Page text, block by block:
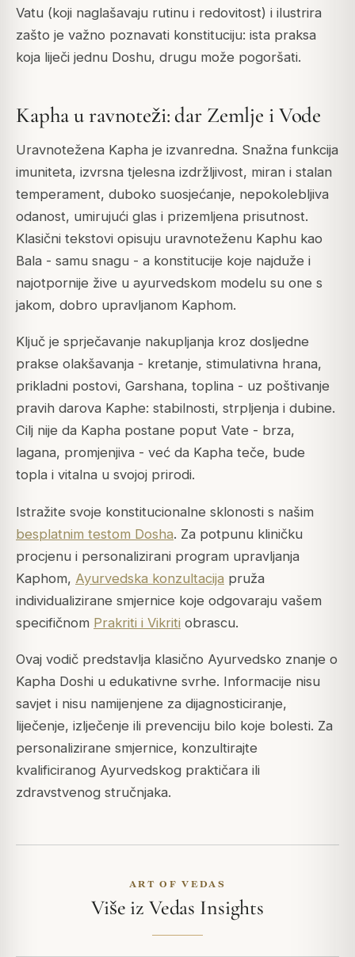
Vatu (koji naglašavaju rutinu i redovitost) i ilustrira
zašto je važno poznavati konstituciju: ista praksa
koja liječi jednu Doshu, drugu može pogoršati.
Kapha u ravnoteži: dar Zemlje i Vode
Uravnotežena Kapha je izvanredna. Snažna funkcija
imuniteta, izvrsna tjelesna izdržljivost, miran i stalan
temperament, duboko suosjećanje, nepokolebljiva
odanost, umirujući glas i prizemljena prisutnost.
Klasični tekstovi opisuju uravnoteženu Kaphu kao
Bala - samu snagu - a konstitucije koje najduže i
najotpornije žive u ayurvedskom modelu su one s
jakom, dobro upravljanom Kaphom.
Ključ je sprječavanje nakupljanja kroz dosljedne
prakse olakšavanja - kretanje, stimulativna hrana,
prikladni postovi, Garshana, toplina - uz poštivanje
pravih darova Kaphe: stabilnosti, strpljenja i dubine.
Cilj nije da Kapha postane poput Vate - brza,
lagana, promjenjiva - već da Kapha teče, bude
topla i vitalna u svojoj prirodi.
Istražite svoje konstitucionalne sklonosti s našim
besplatnim testom Dosha. Za potpunu kliničku
procjenu i personalizirani program upravljanja
Kaphom, Ayurvedska konzultacija pruža
individualizirane smjernice koje odgovaraju vašem
specifičnom Prakriti i Vikriti obrascu.
Ovaj vodič predstavlja klasično Ayurvedsko znanje o
Kapha Doshi u edukativne svrhe. Informacije nisu
savjet i nisu namijenjene za dijagnosticiranje,
liječenje, izlječenje ili prevenciju bilo koje bolesti. Za
personalizirane smjernice, konzultirajte
kvalificiranog Ayurvedskog praktičara ili
zdravstvenog stručnjaka.
ART OF VEDAS
Više iz Vedas Insights